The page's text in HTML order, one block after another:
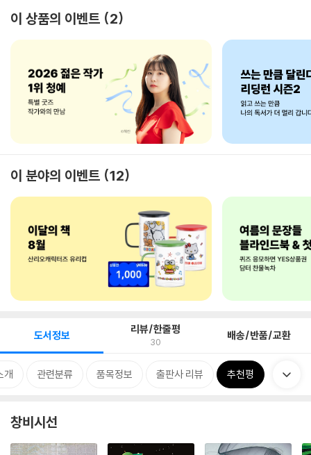
이 상품의 이벤트 2
이 분야의 이벤트 12
도서정보 리뷰/한줄평
30 배송/반품/교환
개 관련분류 품목정보 출판사 리뷰 추천평
창비시선